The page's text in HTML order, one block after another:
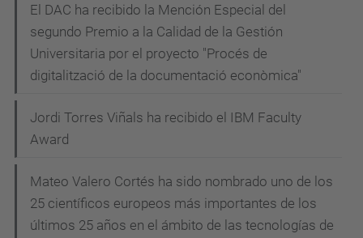
El DAC ha recibido la Mención Especial del
segundo Premio a la Calidad de la Gestión
Universitaria por el proyecto "Procés de
digitalització de la documentació econòmica"
Jordi Torres Viñals ha recibido el IBM Faculty
Award
Mateo Valero Cortés ha sido nombrado uno de los
25 científicos europeos más importantes de los
últimos 25 años en el ámbito de las tecnologías de